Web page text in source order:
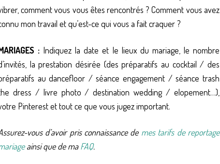
comment vous vous êtes rencontrés ? Comment vous avez
mon travail et qu’est-ce qui vous a fait craquer ?
: Indiquez la date et le lieux du mariage, le nombre
la prestation désirée (des préparatifs au cocktail / des
au dancefloor / séance engagement / séance trash
dress / livre photo / destination wedding / elopement…),
Pinterest et tout ce que vous jugez important.
vous d’avoir pris connaissance de mes tarifs de reportage
ainsi que de maFAQ.